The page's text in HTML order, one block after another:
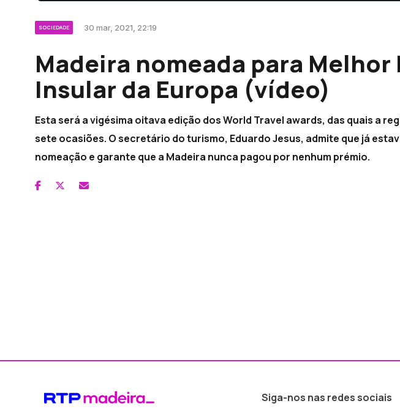
SOCIEDADE 30 mar, 2021, 22:19
Madeira nomeada para Melhor
Insular da Europa (vídeo)
Esta será a vigésima oitava edição dos World Travel awards, das quais a
sete ocasiões. O secretário do turismo, Eduardo Jesus, admite que já
nomeação e garante que a Madeira nunca pagou por nenhum prémio.
Siga-nos nas redes sociais